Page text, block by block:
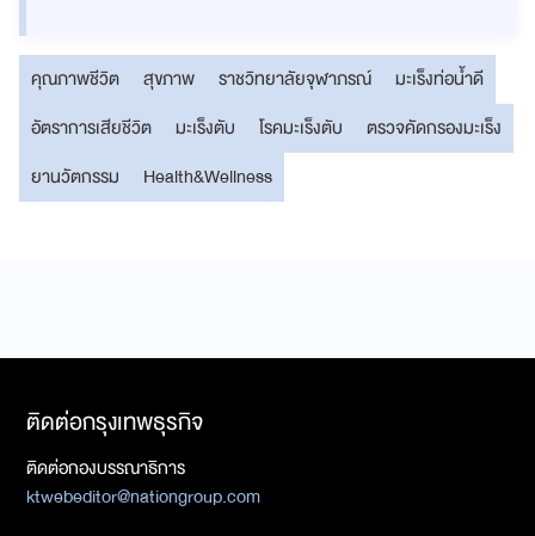
คุณภาพชีวิต สุขภาพ ราชวิทยาลัยจุฬาภรณ์
มะเร็งท่อน้ำดี
อัตราการเสียชีวิต
มะเร็งตับ โรคมะเร็งตับ
ตรวจคัดกรองมะเร็ง
ยานวัตกรรม
Health&Wellness
ติดต่อกรุงเทพธุรกิจ
ติดต่อกองบรรณาธิการ
ktwebeditor@nationgroup.com